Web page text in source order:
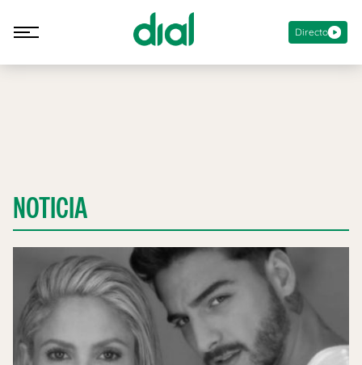
Directo
NOTICIA